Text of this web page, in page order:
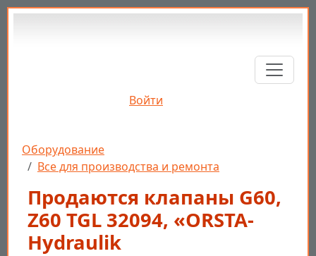
Перейти к основному содержанию
Войти
Строка навигации
Оборудование
Все для производства и ремонта
Продаются клапаны G60,
Z60 TGL 32094, «ORSTA-
Hydraulik